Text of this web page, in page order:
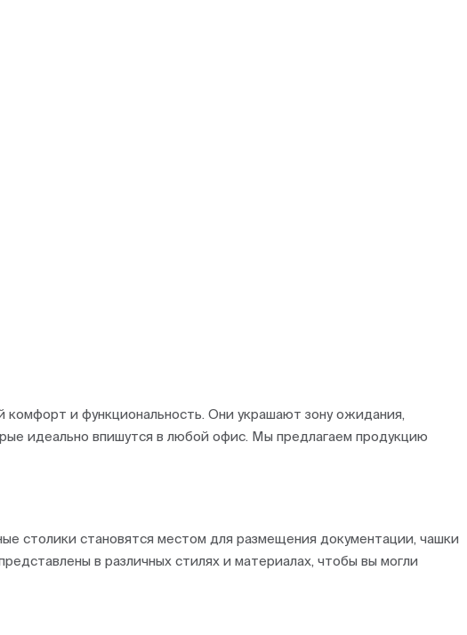
и функциональность. Они украшают зону ожидания,
идеально впишутся в любой офис. Мы предлагаем продукцию
столики становятся местом для размещения документации, чашки
в различных стилях и материалах, чтобы вы могли